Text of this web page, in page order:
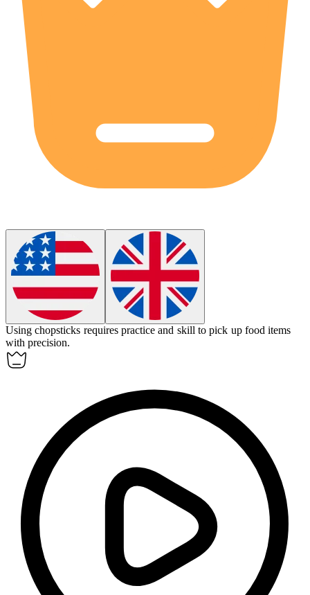
Using chopsticks requires practice and skill to pick up food items
with precision.